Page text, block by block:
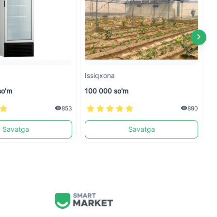
853
Savatga
Issiqxona
100 000 so'm
890
Savatga